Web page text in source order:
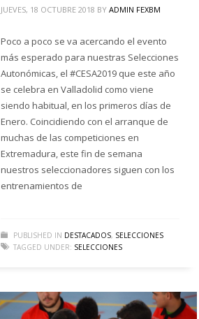
JUEVES, 18 OCTUBRE 2018 BY ADMIN FEXBM
Poco a poco se va acercando el evento
más esperado para nuestras Selecciones
Autonómicas, el #CESA2019 que este año
se celebra en Valladolid como viene
siendo habitual, en los primeros días de
Enero. Coincidiendo con el arranque de
muchas de las competiciones en
Extremadura, este fin de semana
nuestros seleccionadores siguen con los
entrenamientos de
PUBLISHED IN DESTACADOS, SELECCIONES
TAGGED UNDER: SELECCIONES